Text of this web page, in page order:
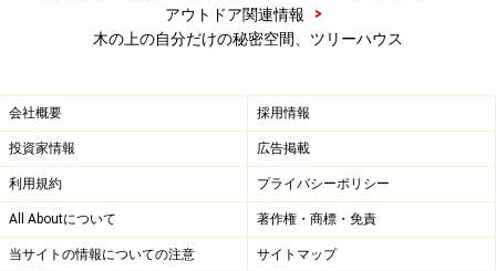
アウトドア関連情報
>
木の上の自分だけの秘密空間、ツリーハウス
会社概要 採用情報
投資家情報 広告掲載
利用規約 プライバシーポリシー
All Aboutについて 著作権・商標・免責
当サイトの情報についての注意 サイトマップ